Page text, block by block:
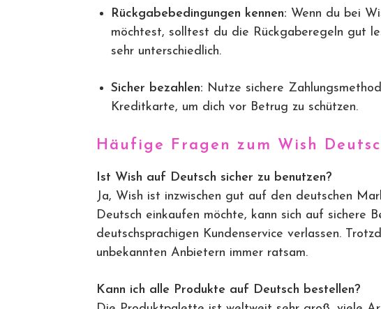
Rückgabebedingungen kennen: Wenn du bei
möchtest, solltest du die Rückgaberegeln gut
sehr unterschiedlich.
Sicher bezahlen: Nutze sichere
Kreditkarte, um dich vor Betrug zu schützen.
Häufige Fragen zum Wish
Ist Wish auf Deutsch sicher zu benutzen?
Ja, Wish ist inzwischen gut auf den deutschen
Deutsch einkaufen möchte, kann sich auf sichere
deutschsprachigen Kundenservice verlassen.
unbekannten Anbietern immer ratsam.
Kann ich alle Produkte auf Deutsch bestellen?